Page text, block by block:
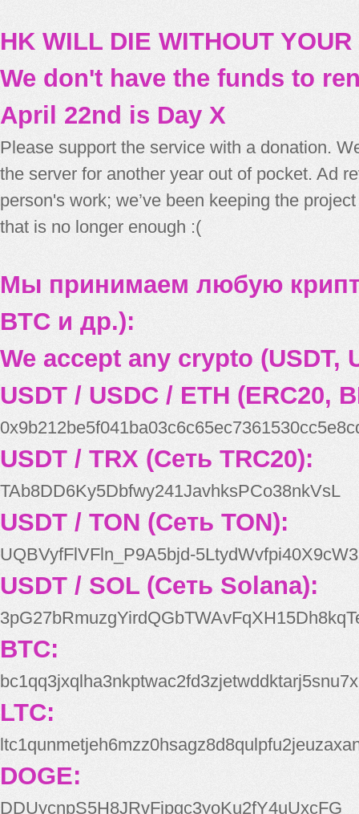
HK WILL DIE WITHOUT
We don't have the funds to
April 22nd is Day X
Please support the service with a donation.
the server for another year out of pocket. Ad
person's work; we’ve been keeping the
that is no longer enough :(
Мы принимаем любую
BTC и др.):
We accept any crypto (USDT,
USDT / USDC / ETH (ERC20,
USDT / TRX (Сеть TRC20):
TAb8DD6Ky5Dbfwy241JavhksPCo38nkVsL
USDT / TON (Сеть TON):
UQBVyfFlVFln_P9A5bjd-
USDT / SOL (Сеть Solana):
BTC:
bc1qq3jxqlha3nkptwac2fd3zjetwddktarj5snu7x
LTC:
DOGE:
DDUycnpS5H8JRvFipgc3yoKu2fY4uUxcFG